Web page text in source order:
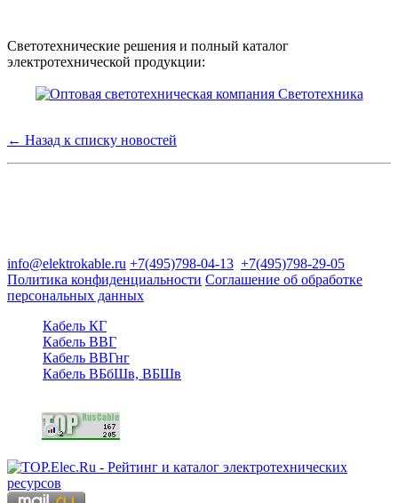
Светотехнические решения и полный каталог
электротехнической продукции:
← Назад к списку новостей
info@elektrokable.ru +7(495)798-04-13 +7(495)798-29-05
Политика конфиденциальности Соглашение об обработке
персональных данных
Кабель КГ
Кабель ВВГ
Кабель ВВГнг
Кабель ВБбШв, ВБШв